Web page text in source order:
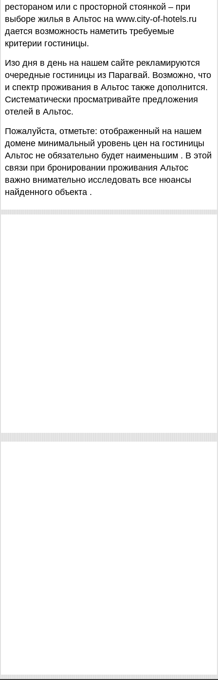
рестораном или с просторной стоянкой – при
выборе жилья в Альтос на www.city-of-hotels.ru
дается возможность наметить требуемые
критерии гостиницы.
Изо дня в день на нашем сайте рекламируются
очередные гостиницы из Парагвай. Возможно, что
и спектр проживания в Альтос также дополнится.
Систематически просматривайте предложения
отелей в Альтос.
Пожалуйста, отметьте: отображенный на нашем
домене минимальный уровень цен на гостиницы
Альтос не обязательно будет наименьшим . В этой
связи при бронировании проживания Альтос
важно внимательно исследовать все нюансы
найденного объекта .